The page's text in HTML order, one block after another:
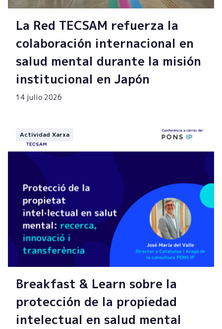
La Red TECSAM refuerza la
colaboración internacional en
salud mental durante la misión
institucional en Japón
14 julio 2026
Actividad Xarxa
Breakfast & Learn sobre la
protección de la propiedad
intelectual en salud mental